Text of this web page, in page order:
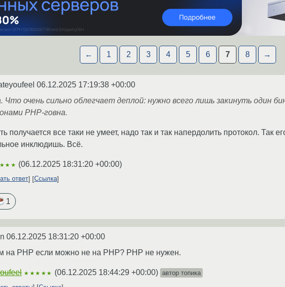
← 1 2 3 4 5 6 7 8 →
06.12.2025 17:19:38 +00:00
Что очень сильно облегчает деплой: нужно всего лишь закинуть один
PHP-говна.
получается все таки не умеет, надо так и так напердолить протокол.
инклюдишь. Всё.
(06.12.2025 18:31:20 +00:00)
ответ Ссылка
1
06.12.2025 18:31:20 +00:00
на PHP если можно не на PHP? PHP не нужен.
★★★★★ (06.12.2025 18:44:29 +00:00) автор топика